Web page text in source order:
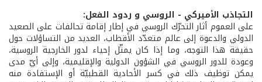
التجاذب الأميركي - الروسي و ردود الفعل:
على العموم أثار التحرّك الروسي في إطار إقامة تحالفات على الصعيد
الدولي والدعوة إلى عالم متعدّد الأقطاب، العديد من التساؤلات حول
حقيقة هذا التوجه، وما إذا كان يمثّل إحياء لدور الخارجية الروسية،
وعودة للدور الروسي في الشؤون الدولية والإقليمية، وإلى أيّ مدى
يمكن توظيف ذلك في كسر الأحادية القطبيّة أو الإستفادة منه